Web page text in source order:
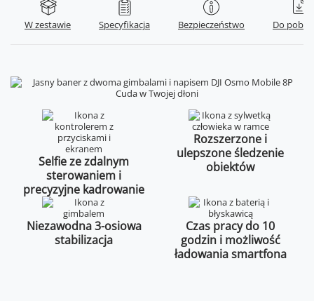
W zestawie Specyfikacja Bezpieczeństwo Do
Selfie ze zdalnym
sterowaniem i
precyzyjne kadrowanie
Rozszerzone i
ulepszone śledzenie
obiektów
Niezawodna 3-osiowa
stabilizacja
Czas pracy do 10
godzin i możliwość
ładowania smartfona